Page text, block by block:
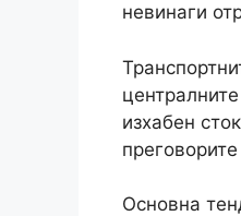
невинаги
изхабен
Основна